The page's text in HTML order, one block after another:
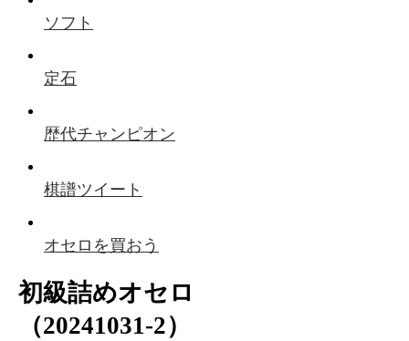
ソフト
定石
歴代チャンピオン
棋譜ツイート
オセロを買おう
初級詰めオセロ
（20241031-2）